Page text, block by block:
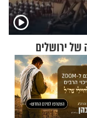
ירושלים